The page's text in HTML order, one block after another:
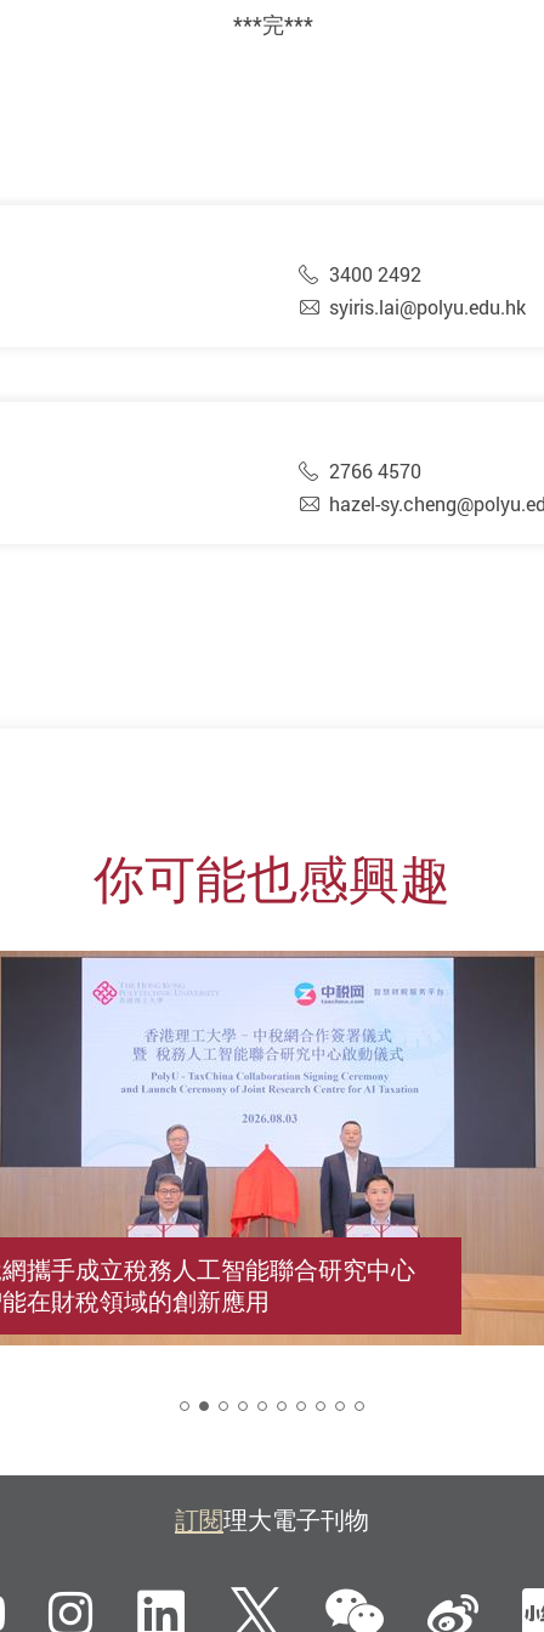
***完***
3400 2492
syiris.lai@polyu.edu.hk
2766 4570
hazel-
你可能也感興趣
攜手成立稅務人工智能聯合研究中心
在財稅領域的創新應用
訂閱理大電子刊物
YouTubeInstagramLinkedIn
Twitter微信新